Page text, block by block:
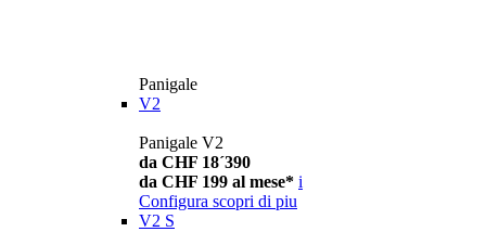
Panigale
V2
Panigale V2
da CHF 18´390
da CHF 199 al mese* i
Configura scopri di piu
V2 S